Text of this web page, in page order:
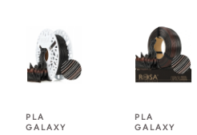
PLA
GALAXY
PLA
GALAXY